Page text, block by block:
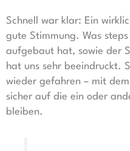
Schnell war klar: Ein
gute Stimmung. Was
aufgebaut hat, sowie der
hat uns sehr beeindruckt.
wieder gefahren – mit
sicher auf die ein oder
bleiben.